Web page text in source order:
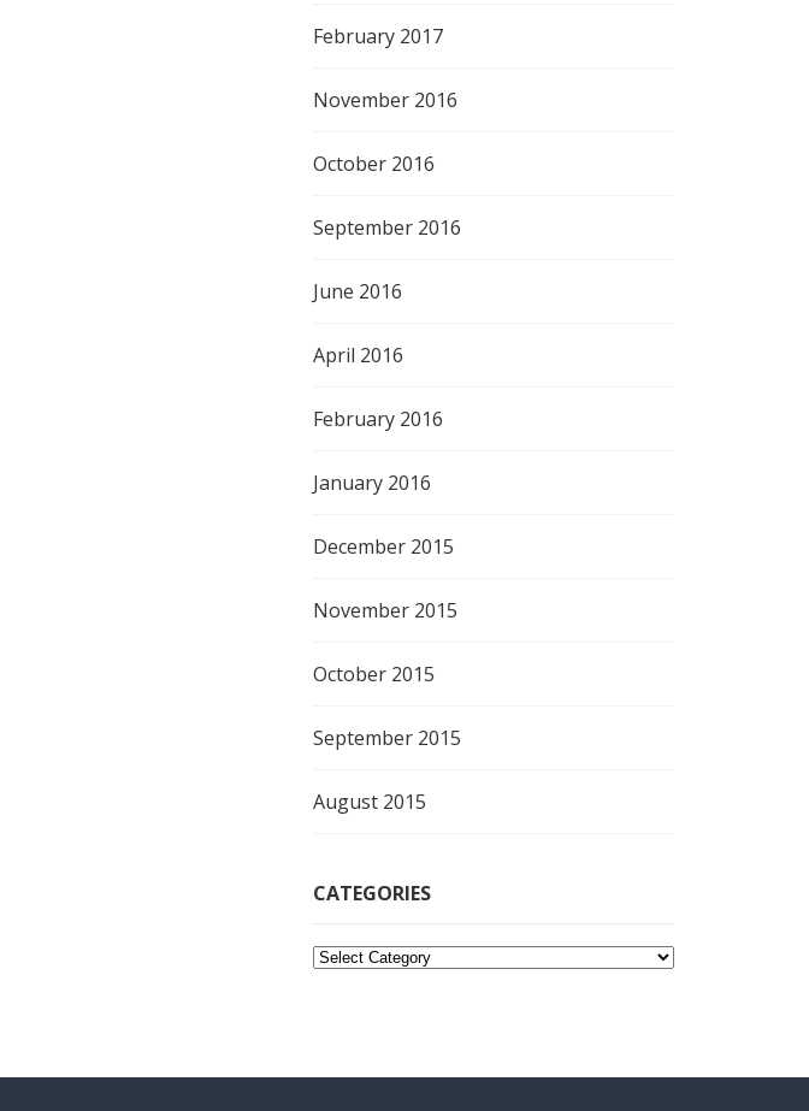
February 2017
November 2016
October 2016
September 2016
June 2016
April 2016
February 2016
January 2016
December 2015
November 2015
October 2015
September 2015
August 2015
CATEGORIES
C